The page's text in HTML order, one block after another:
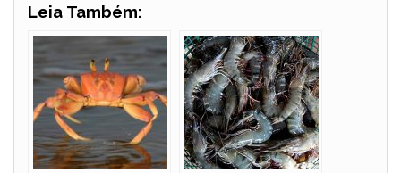
Leia Também: